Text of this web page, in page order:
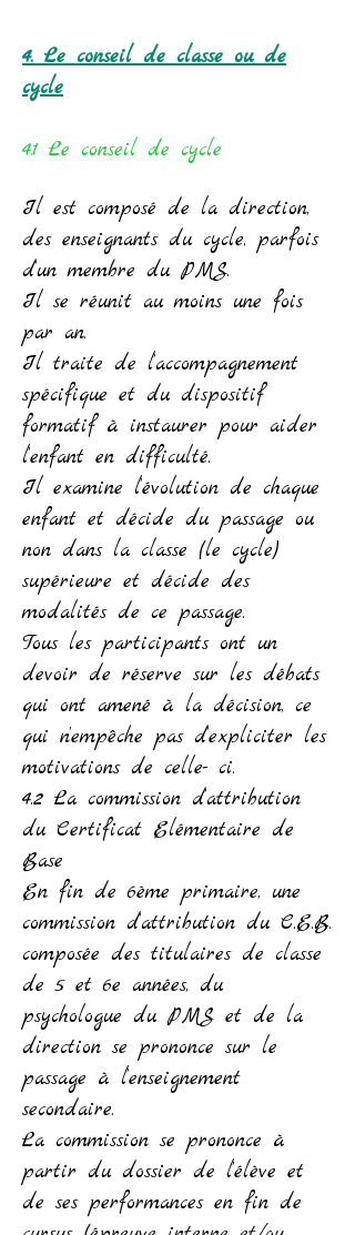
4. Le conseil de classe ou de
cycle
4.1 Le conseil de cycle
Il est composé de la direction,
des enseignants du cycle, parfois
d’un membre du PMS.
Il se réunit au moins une fois
par an.
Il traite de l’accompagnement
spécifique et du dispositif
formatif à instaurer pour aider
l’enfant en difficulté.
Il examine l’évolution de chaque
enfant et décide du passage ou
non dans la classe (le cycle)
supérieure et décide des
modalités de ce passage.
Tous les participants ont un
devoir de réserve sur les débats
qui ont amené à la décision, ce
qui n’empêche pas d’expliciter les
motivations de celle- ci.
4.2 La commission d’attribution
du Certificat Elémentaire de
Base
En fin de 6ème primaire, une
commission d’attribution du C.E.B.
composée des titulaires de classe
de 5 et 6e années, du
psychologue du PMS et de la
direction se prononce sur le
passage à l’enseignement
secondaire.
La commission se prononce à
partir du dossier de l’élève et
de ses performances en fin de